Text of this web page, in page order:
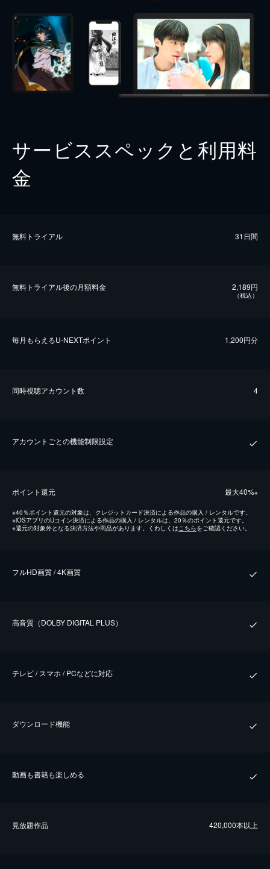
サービススペックと利用料
金
無料トライアル 31日間
無料トライアル後の⽉額料金 2,189円
（税込）
毎⽉もらえるU-NEXTポイント 1,200円分
同時視聴アカウント数 4
アカウントごとの機能制限設定
ポイント還元 最⼤40%※
※40％ポイント還元の対象は、クレジットカード決済による作品の購入 / レンタルです。
※iOSアプリのUコイン決済による作品の購入 / レンタルは、20％のポイント還元です。
※還元の対象外となる決済方法や商品があります。くわしくはこちらをご確認ください。
フルHD画質 / 4K画質
⾼⾳質（DOLBY DIGITAL PLUS）
テレビ / スマホ / PCなどに対応
ダウンロード機能
動画も書籍も楽しめる
⾒放題作品 420,000本以上